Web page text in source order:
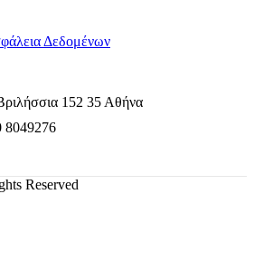
Δεδομένων
152 35 Αθήνα
8049276
Reserved